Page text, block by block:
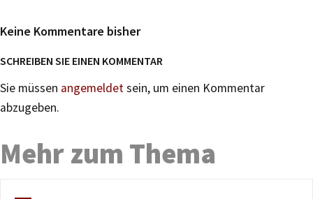
Keine Kommentare bisher
SCHREIBEN SIE EINEN KOMMENTAR
Sie müssen angemeldetsein, um einen Kommentar
abzugeben.
Mehr zum Thema